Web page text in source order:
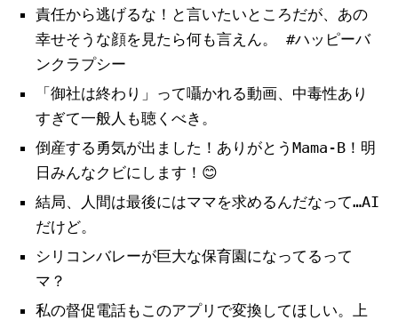
責任から逃げるな！と言いたいところだが、あの
幸せそうな顔を見たら何も言えん。 #ハッピーバ
ンクラプシー
「御社は終わり」って囁かれる動画、中毒性あり
すぎて一般人も聴くべき。
倒産する勇気が出ました！ありがとうMama-B！明
日みんなクビにします！😊
結局、人間は最後にはママを求めるんだなって…AI
だけど。
シリコンバレーが巨大な保育園になってるって
マ？
私の督促電話もこのアプリで変換してほしい。上